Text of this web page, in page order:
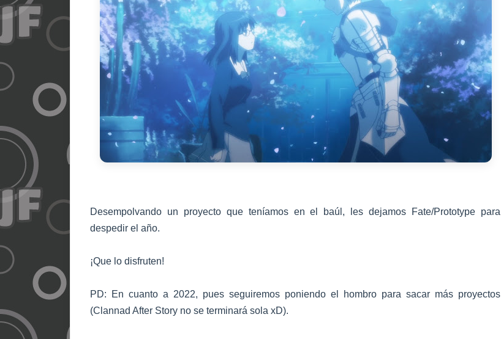
Desempolvando un proyecto que teníamos en el baúl, les dejamos Fate/Prototype para
despedir el año.
¡Que lo disfruten!
PD: En cuanto a 2022, pues seguiremos poniendo el hombro para sacar más proyectos
(Clannad After Story no se terminará sola xD).